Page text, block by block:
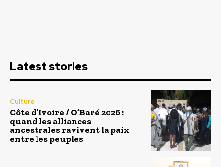
Latest stories
Culture
Côte d’Ivoire / O’Baré 2026 :
quand les alliances
ancestrales ravivent la paix
entre les peuples